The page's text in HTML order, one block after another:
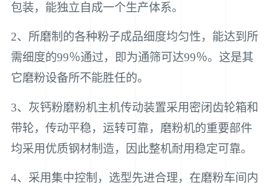
包装，能独立自成一个生产体系。
2、所磨制的各种粉子成品细度均匀性，能达到所
需细度的99％通过，即为通筛可达99％。这是其
它磨粉设备所不能胜任的。
3、灰钙粉磨粉机主机传动装置采用密闭齿轮箱和
带轮，传动平稳，运转可靠，磨粉机的重要部件
均采用优质钢材制造，因此整机耐用稳定可靠。
4、采用集中控制，选型先进合理，在磨粉车间内